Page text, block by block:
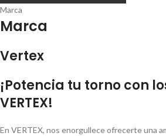
Marca
Marca
Vertex
¡Potencia tu torno con
VERTEX!
En VERTEX, nos enorgullece ofrecerte una